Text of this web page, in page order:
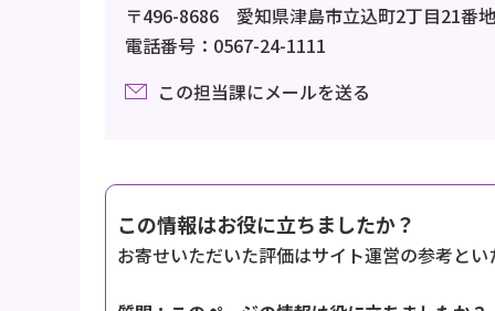
〒496-8686 愛知県津島市立込町2丁目21番地
電話番号：0567-24-1111
この担当課にメールを送る
この情報はお役に立ちましたか？
お寄せいただいた評価はサイト運営の参考とい